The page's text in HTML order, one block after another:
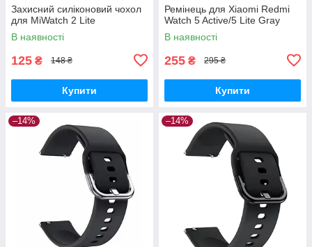
Захисний силіконовий чохол
для MiWatch 2 Lite
В наявності
125 ₴ 148 ₴
Купити
Ремінець для Xiaomi Redmi
Watch 5 Active/5 Lite Gray
В наявності
255 ₴ 295 ₴
Купити
–14% –14%